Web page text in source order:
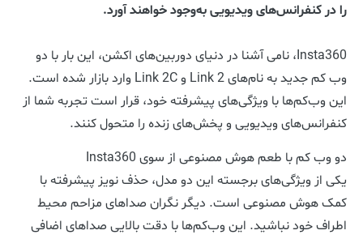
را در کنفرانس‌های ویدیویی به‌وجود خواهند آورد.
Insta360، نامی آشنا در دنیای دوربین‌های اکشن، این بار با دو
وب کم جدید به نام‌های Link 2 و Link 2C وارد بازار شده است.
این وب‌کم‌ها با ویژگی‌های پیشرفته خود، قرار است تجربه شما از
کنفرانس‌های ویدیویی و پخش‌های زنده را متحول کنند.
دو وب کم با طعم هوش مصنوعی از سوی Insta360
یکی از ویژگی‌های برجسته این دو مدل، حذف نویز پیشرفته با
کمک هوش مصنوعی است. دیگر نگران صداهای مزاحم محیط
اطراف خود نباشید. این وب‌کم‌ها با دقت بالایی صداهای اضافی